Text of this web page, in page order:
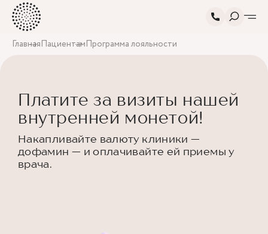
ГлавнаяПациентамПрограмма лояльности
Платите за визиты нашей
внутренней монетой!
Накапливайте валюту клиники —
дофамин — и оплачивайте ей приемы у
врача.